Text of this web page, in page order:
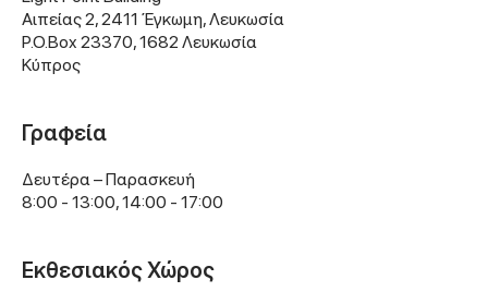
Αιπείας 2, 2411 Έγκωμη, Λευκωσία
P.O.Box 23370, 1682 Λευκωσία
Κύπρος
Γραφεία
Δευτέρα – Παρασκευή
8:00 - 13:00, 14:00 - 17:00
Εκθεσιακός Χώρος